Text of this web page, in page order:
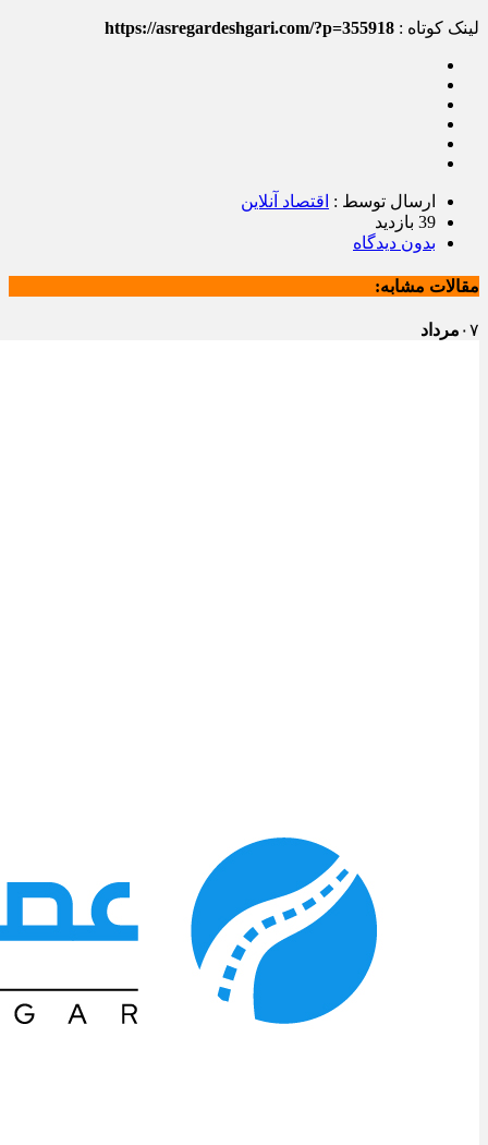
لینک کوتاه : https://asregardeshgari.com/?p=355918
ارسال توسط : اقتصاد آنلاین
39 بازدید
بدون دیدگاه
مقالات مشابه:
۰۷ مرداد